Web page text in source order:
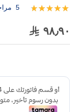
تقييم:
5
٩٨٫٩٠